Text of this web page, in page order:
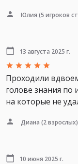
Юлия (5 игроков
13 августа 2025 г.
Проходили
голове знания по
на которые не
Диана (2 взрослых)
10 июня 2025 г.